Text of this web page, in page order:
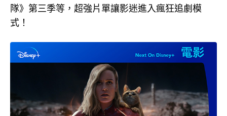
隊》第三季等，超強片單讓影迷進入瘋狂追劇模
式！